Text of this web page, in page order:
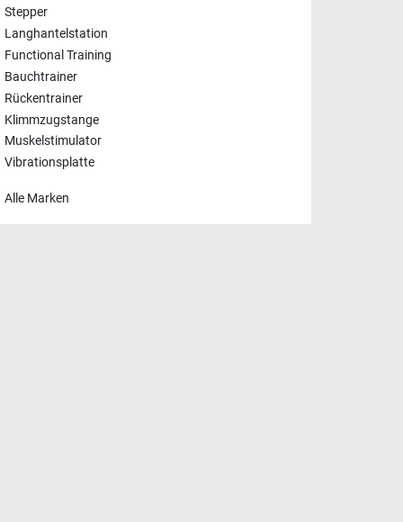
Stepper
Langhantelstation
Functional Training
Bauchtrainer
Rückentrainer
Klimmzugstange
Muskelstimulator
Vibrationsplatte
Alle Marken